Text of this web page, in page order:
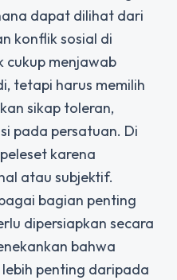
dapat dilihat dari
konflik sosial di
cukup menjawab
tetapi harus memilih
sikap toleran,
pada persatuan. Di
karena
atau subjektif.
bagian penting
dipersiapkan secara
bahwa
penting daripada